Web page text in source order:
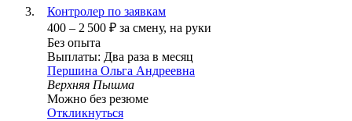
Контролер по заявкам
400 – 2 500 ₽ за смену, на руки
Без опыта
Выплаты: Два раза в месяц
Першина Ольга Андреевна
Верхняя Пышма
Можно без резюме
Откликнуться